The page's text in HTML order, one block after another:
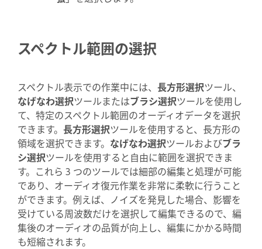
スペクトル範囲の選択
スペクトル表示での作業中には、 長方形選択ツール、
なげなわ選択ツールまたはブラシ選択ツールを使用し
て、特定のスペクトル範囲のオーディオデータを選択
できます。 長方形選択ツールを使用すると、長方形の
領域を選択できます。 なげなわ選択ツールおよびブラ
シ選択ツールを使用すると自由に範囲を選択できま
す。これら 3 つのツールでは細部の編集と処理が可能
であり、オーディオ復元作業を非常に柔軟に行うこと
ができます。例えば、ノイズを発見した場合、影響を
受けている周波数だけを選択して編集できるので、編
集後のオーディオの品質が向上し、編集にかかる時間
も短縮されます。